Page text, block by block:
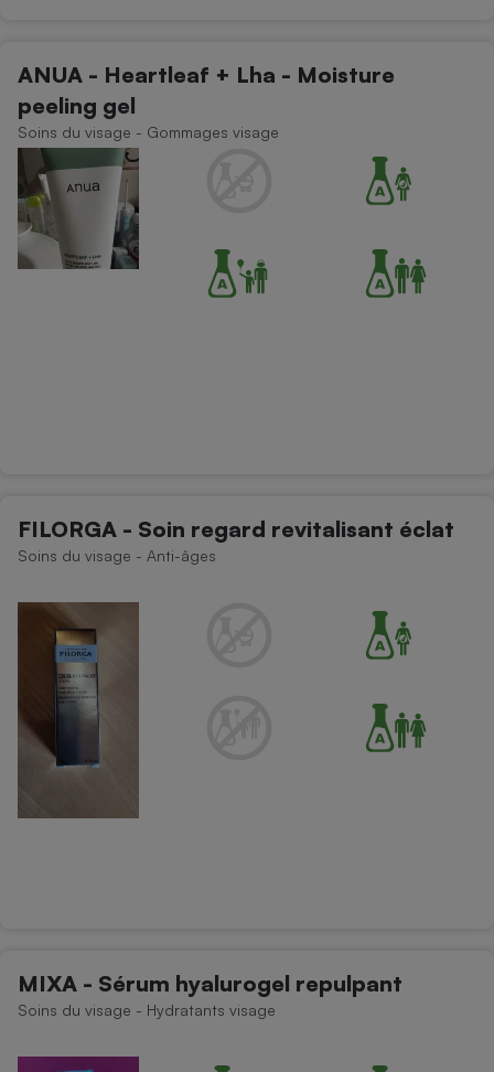
ANUA - Heartleaf + Lha - Moisture
peeling gel
Soins du visage - Gommages visage
FILORGA - Soin regard revitalisant éclat
Soins du visage - Anti-âges
MIXA - Sérum hyalurogel repulpant
Soins du visage - Hydratants visage